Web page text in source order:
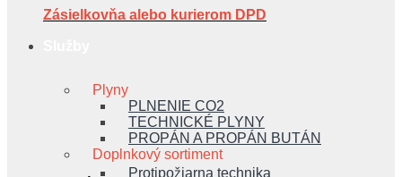
Plyny
PLNENIE CO2
TECHNICKÉ PLYNY
PROPÁN A PROPÁN BUTÁN
Doplnkový sortiment
Protipožiarna technika
Zásielkovňa alebo kurierom DPD